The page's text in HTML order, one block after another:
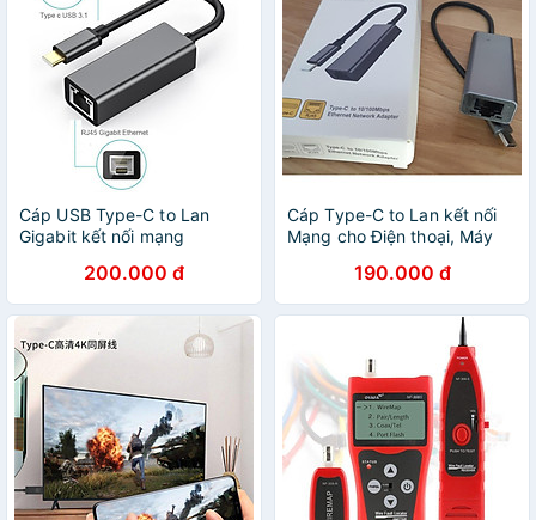
Cáp USB Type-C to Lan
Gigabit kết nối mạng
200.000 đ
Cáp Type-C to Lan kết nối
Mạng cho Điện thoại, Máy
190.000 đ